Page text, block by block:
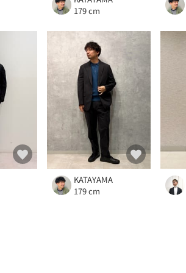
179 cm
KATAYAMA
179 cm